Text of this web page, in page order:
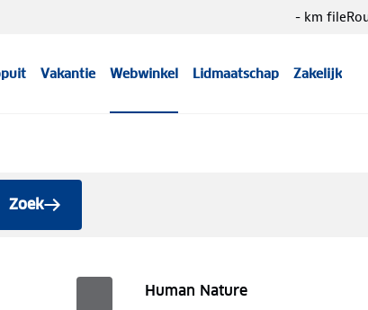
Vakantie Webwinkel Lidmaatschap Zakelijk
- km file
Zoek
Human Nature